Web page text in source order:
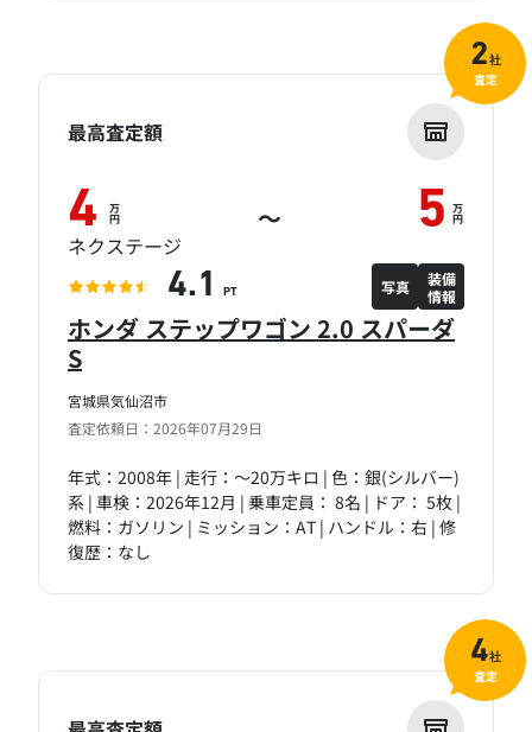
宮城県気仙沼市
査定依頼日：2026年07月29日
ホンダ ステップワゴン 2.0 スパーダ
S
年式：2008年 | 走行：～20万キロ | 色：銀(シルバー)
系 | 車検：2026年12月 | 乗車定員： 8名 | ドア： 5枚 |
燃料：ガソリン | ミッション：AT | ハンドル：右 | 修
復歴：なし
最高査定額
4 万
円 ～ 5 万
円
ネクステージ
4.1 PT 写真
装備
情報
2社
査定
4社
査定